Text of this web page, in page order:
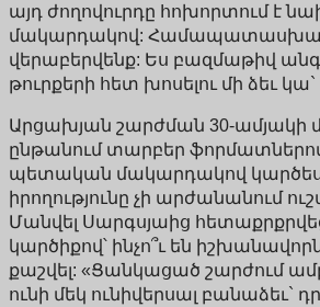
այդ ժողովուրդը հոխորտում է
մակարդակով:
վերաբերվենք: Ես բազմաթիվ
թուրքերի հետ խոսելու մի ձեւ
Արցախյան շարժման 30-ամյակի
ընթանում տարբեր
պետական մակարդակով կարծես
իրողությունը չի արժանանում
Մանվել Սարգսյաից
կարծիքով՝ ինչո՞ւ են
քաշվել: «Ցանկացած շարժում
ունի մեկ ունիվերսալ բանաձեւ`